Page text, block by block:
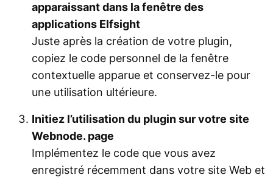
apparaissant dans la fenêtre des
applications Elfsight
Juste après la création de votre plugin,
copiez le code personnel de la fenêtre
contextuelle apparue et conservez-le pour
une utilisation ultérieure.
Initiez l’utilisation du plugin sur votre site
Webnode. page
Implémentez le code que vous avez
enregistré récemment dans votre site Web et